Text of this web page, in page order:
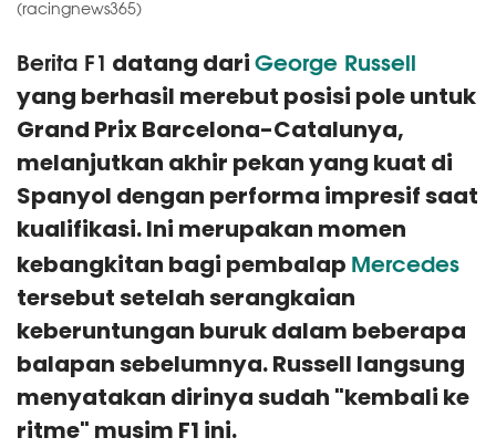
(racingnews365)
Berita F1 datang dariGeorge Russell
yang berhasil merebut posisi pole untuk
Grand Prix Barcelona-Catalunya,
melanjutkan akhir pekan yang kuat di
Spanyol dengan performa impresif saat
kualifikasi. Ini merupakan momen
kebangkitan bagi pembalap Mercedes
tersebut setelah serangkaian
keberuntungan buruk dalam beberapa
balapan sebelumnya. Russell langsung
menyatakan dirinya sudah "kembali ke
ritme" musim F1 ini.